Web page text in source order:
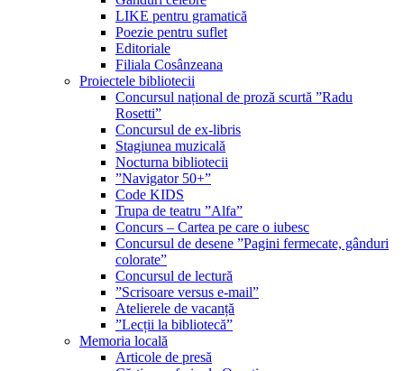
LIKE pentru gramatică
Poezie pentru suflet
Editoriale
Filiala Cosânzeana
Proiectele bibliotecii
Concursul național de proză scurtă ”Radu
Rosetti”
Concursul de ex-libris
Stagiunea muzicală
Nocturna bibliotecii
”Navigator 50+”
Code KIDS
Trupa de teatru ”Alfa”
Concurs – Cartea pe care o iubesc
Concursul de desene ”Pagini fermecate, gânduri
colorate”
Concursul de lectură
”Scrisoare versus e-mail”
Atelierele de vacanță
”Lecții la bibliotecă”
Memoria locală
Articole de presă